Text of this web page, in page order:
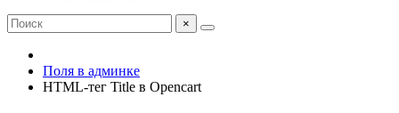
×
Поля в админке
HTML-тег Title в Opencart